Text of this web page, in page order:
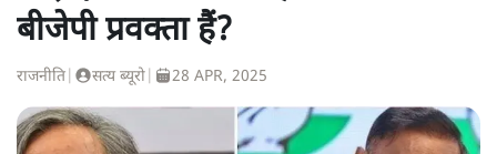
बीजेपी प्रवक्ता हैं?
राजनीति सत्य ब्यूरो 28 APR, 2025